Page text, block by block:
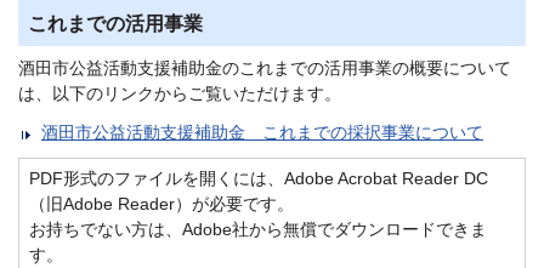
これまでの活用事業
酒田市公益活動支援補助金のこれまでの活用事業の概要について
は、以下のリンクからご覧いただけます。
酒田市公益活動支援補助金 これまでの採択事業について
PDF形式のファイルを開くには、Adobe Acrobat Reader DC
（旧Adobe Reader）が必要です。
お持ちでない方は、Adobe社から無償でダウンロードできま
す。